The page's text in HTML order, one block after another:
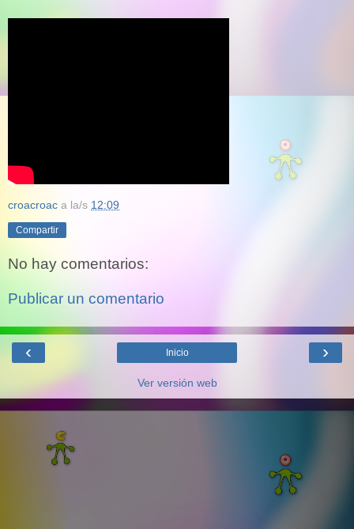
croacroac a la/s 12:09
Compartir
No hay comentarios:
Publicar un comentario
‹ ›
Inicio
Ver versión web